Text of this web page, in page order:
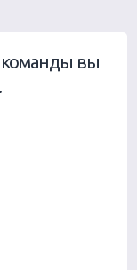
команды вы